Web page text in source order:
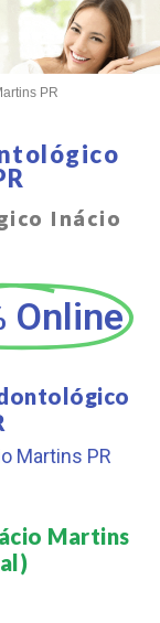
PR
Inácio
Online
Martins PR
Martins